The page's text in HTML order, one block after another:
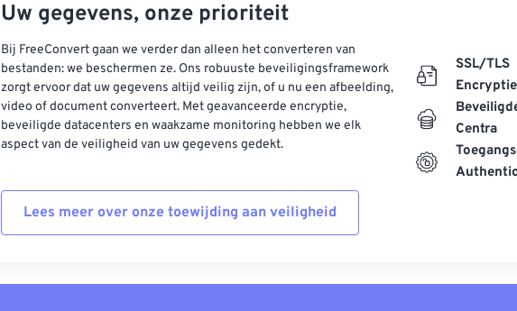
Uw gegevens, onze prioriteit
Bij FreeConvert gaan we verder dan alleen het converteren van
bestanden: we beschermen ze. Ons robuuste beveiligingsframework
zorgt ervoor dat uw gegevens altijd veilig zijn, of u nu een afbeelding,
video of document converteert. Met geavanceerde encryptie,
beveiligde datacenters en waakzame monitoring hebben we elk
aspect van de veiligheid van uw gegevens gedekt.
Lees meer over onze toewijding aan veiligheid
SSL/TLS
Encryptie
Centra